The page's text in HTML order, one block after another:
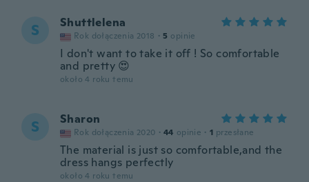
S Shuttlelena
Rok dołączenia 2018 · 5 opinie
I don't want to take it off ! So comfortable
and pretty 😍
około 4 roku temu
S Sharon
Rok dołączenia 2020 · 44 opinie · 1 przesłane
The material is just so comfortable,and the
dress hangs perfectly
około 4 roku temu